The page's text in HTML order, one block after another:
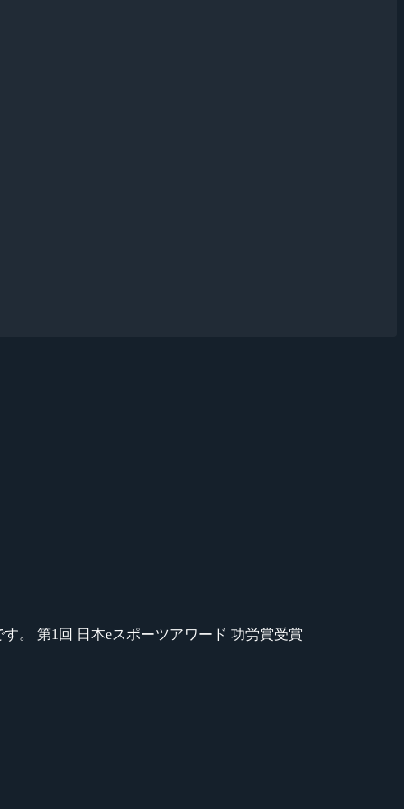
。 第1回 日本eスポーツアワード 功労賞受賞